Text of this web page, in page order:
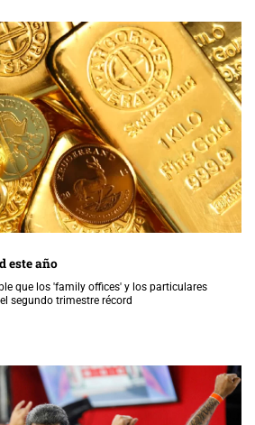
este año
que los 'family offices' y los particulares
segundo trimestre récord